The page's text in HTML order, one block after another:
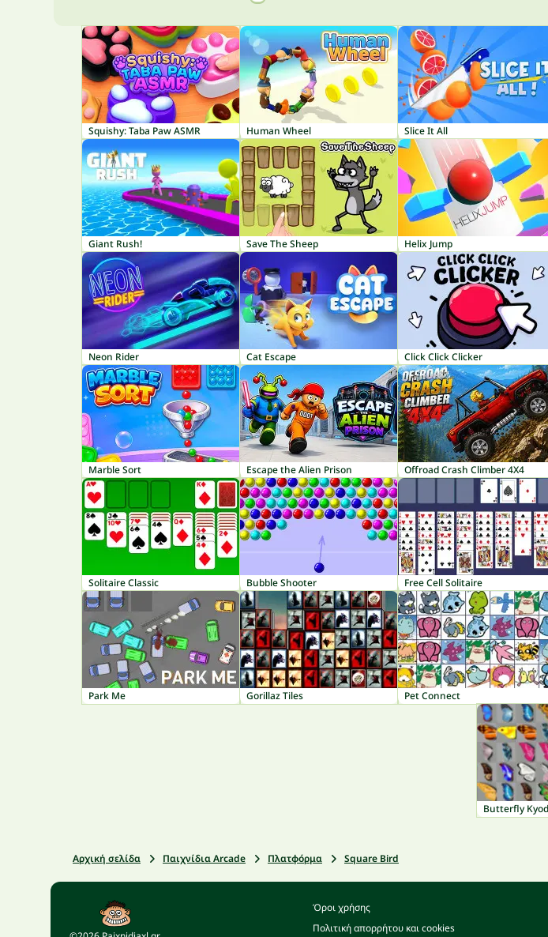
Squishy: Taba Paw ASMR Human Wheel Slice It All
Giant Rush! Save The Sheep Helix Jump
Neon Rider Cat Escape Click Click Clicker
Marble Sort Escape the Alien Prison Offroad Crash Climber 4X4
Solitaire Classic Bubble Shooter Free Cell Solitaire
Park Me Gorillaz Tiles Pet Connect
Butterfly
Αρχική σελίδα Παιχνίδια Arcade Πλατφόρμα Square Bird
Όροι χρήσης
Πολιτική απορρήτου και cookies